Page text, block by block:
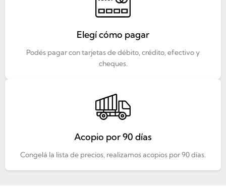
Elegí cómo pagar
Podés pagar con tarjetas de débito, crédito, efectivo y
cheques.
Acopio por 90 días
Congelá la lista de precios, realizamos acopios por 90 días.